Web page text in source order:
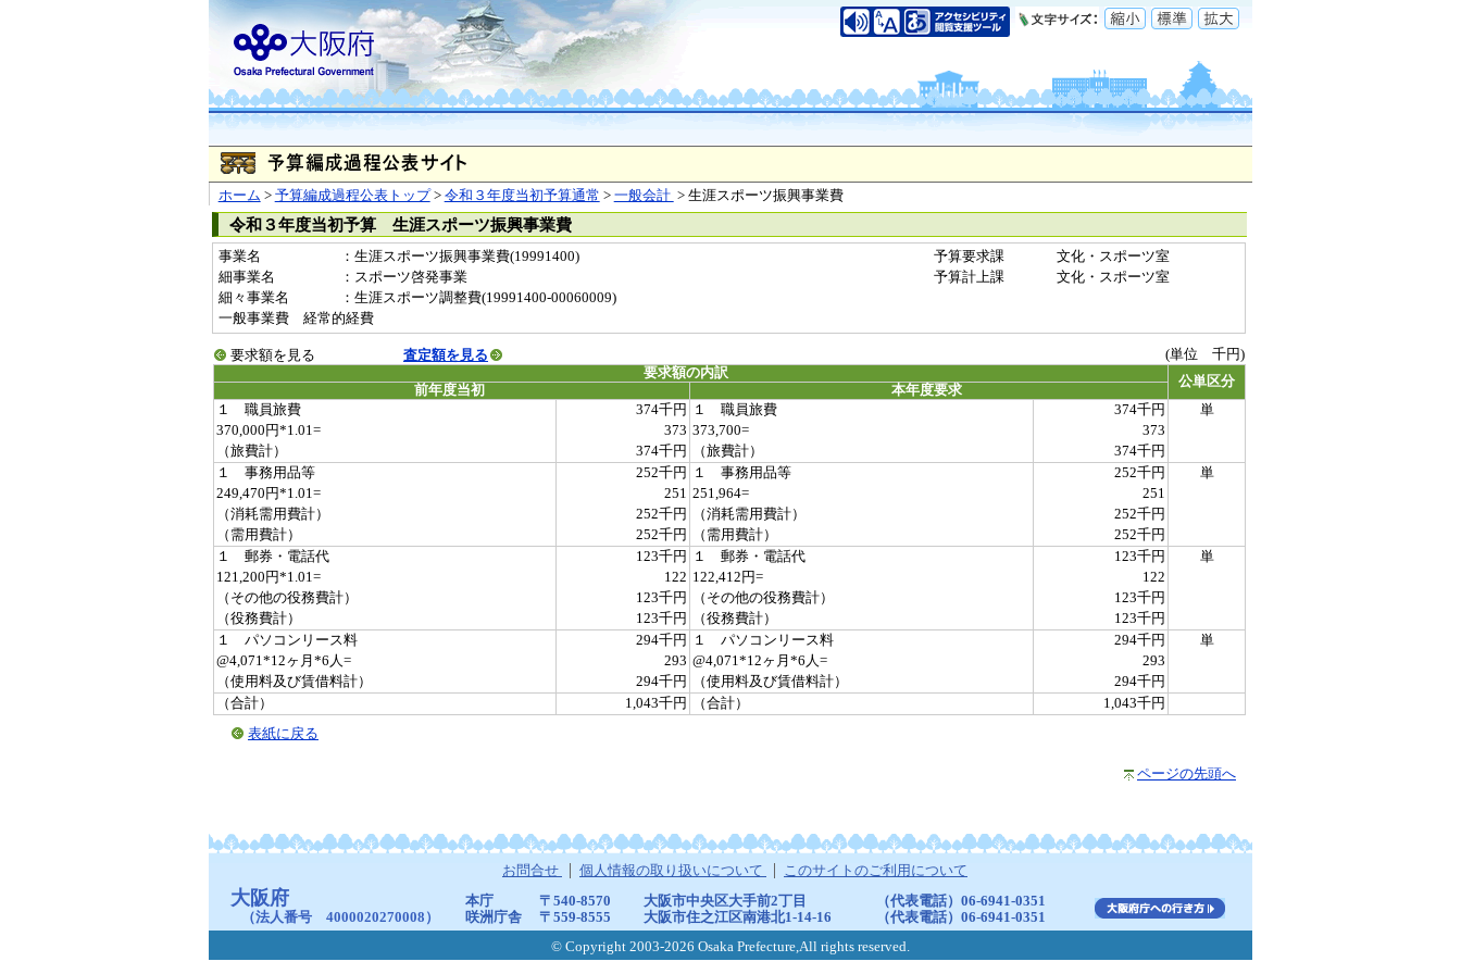
ホーム > 予算編成過程公表トップ> 令和３年度当初予算通常 > 一般会計 > 生涯スポーツ振興事業費
令和３年度当初予算 生涯スポーツ振興事業費
事業名 ：生涯スポーツ振興事業費(19991400) 予算要求課
文化・スポーツ室
細事業名
：スポーツ啓発事業 予算計上課
文化・スポーツ室
細々事業名
：生涯スポーツ調整費(19991400-00060009)
一般事業費 経常的経費
要求額を見る 査定額を見る
(単位 千円)
要求額の内訳
公単区分
前年度当初
本年度要求
１ 職員旅費
374千円 １ 職員旅費 374千円
単
370,000円*1.01=
373 373,700=
373
（旅費計）
374千円 （旅費計）
374千円
１ 事務用品等
252千円 １ 事務用品等 252千円
単
249,470円*1.01=
251 251,964=
251
（消耗需用費計）
252千円 （消耗需用費計）
252千円
（需用費計）
252千円 （需用費計）
252千円
１ 郵券・電話代
123千円 １ 郵券・電話代 123千円
単
121,200円*1.01=
122 122,412円=
122
（その他の役務費計）
123千円 （その他の役務費計）
123千円
（役務費計）
123千円 （役務費計）
123千円
１ パソコンリース料
294千円 １ パソコンリース料 294千円
単
@4,071*12ヶ月*6人=
293 @4,071*12ヶ月*6人=
293
（使用料及び賃借料計）
294千円 （使用料及び賃借料計）
294千円
（合計）
1,043千円 （合計）
1,043千円
表紙に戻る
ページの先頭へ
お問合せ 個人情報の取り扱いについて このサイトのご利用について
大阪府
（法人番号 4000020270008）
本庁 〒540-8570 大阪市中央区大手前2丁目
（代表電話）06-6941-0351
咲洲庁舎
〒559-8555 大阪市住之江区南港北1-14-16
（代表電話）06-6941-0351
© Copyright 2003-2026 Osaka Prefecture,All rights reserved.